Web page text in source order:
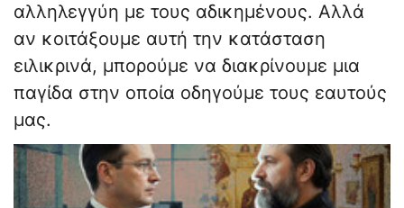
αλληλεγγύη με τους αδικημένους. Αλλά
αν κοιτάξουμε αυτή την κατάσταση
ειλικρινά, μπορούμε να διακρίνουμε μια
παγίδα στην οποία οδηγούμε τους εαυτούς
μας.